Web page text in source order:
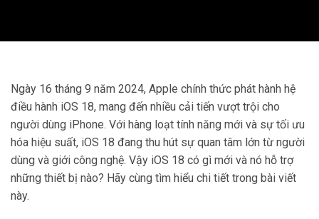
Ngày 16 tháng 9 năm 2024, Apple chính thức phát hành hệ
điều hành iOS 18, mang đến nhiều cải tiến vượt trội cho
người dùng iPhone. Với hàng loạt tính năng mới và sự tối ưu
hóa hiệu suất, iOS 18 đang thu hút sự quan tâm lớn từ người
dùng và giới công nghệ. Vậy iOS 18 có gì mới và nó hỗ trợ
những thiết bị nào? Hãy cùng tìm hiểu chi tiết trong bài viết
này.